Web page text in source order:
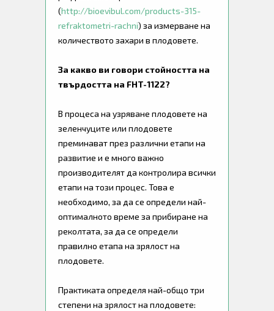
(http://bioevibul.com/products-315-
refraktometri-rachni) за измерване на
количеството захари в плодовете.
За какво ви говори стойността на
твърдостта на FHT-1122?
В процеса на узряване плодовете на
зеленчуците или плодовете
преминават през различни етапи на
развитие и е много важно
производителят да контролира всички
етапи на този процес. Това е
необходимо, за да се определи най-
оптималното време за прибиране на
реколтата, за да се определи
правилно етапа на зрялост на
плодовете.
Практиката определя най-общо три
степени на зрялост на плодовете: